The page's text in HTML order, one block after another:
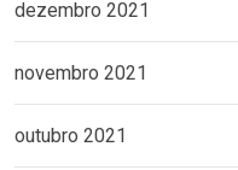
dezembro 2021
novembro 2021
outubro 2021